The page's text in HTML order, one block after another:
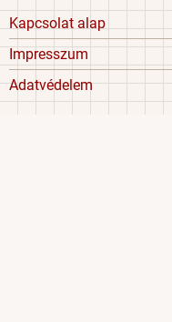
Footer
menu
Kapcsolat alap
Impresszum
Adatvédelem